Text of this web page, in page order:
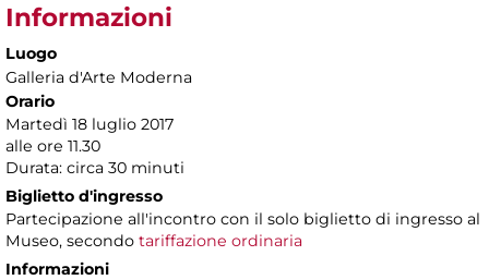
Informazioni
Luogo
Galleria d'Arte Moderna
Orario
Martedì 18 luglio 2017
alle ore 11.30
Durata: circa 30 minuti
Biglietto d'ingresso
Partecipazione all'incontro con il solo biglietto di ingresso al
Museo, secondo tariffazione ordinaria
Informazioni